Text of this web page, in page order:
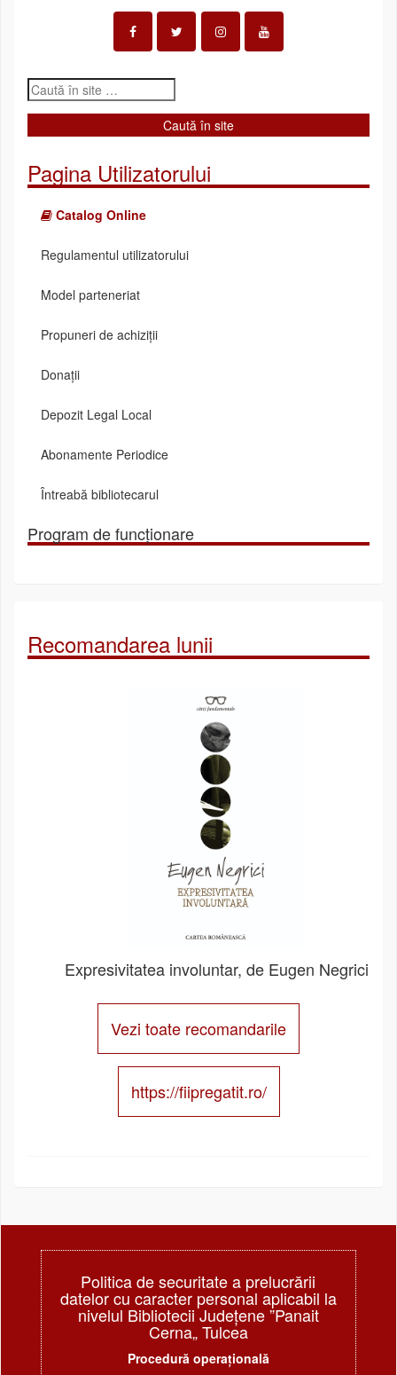
Pagina Utilizatorului
Catalog Online
Regulamentul utilizatorului
Model parteneriat
Propuneri de achiziții
Donații
Depozit Legal Local
Abonamente Periodice
Întreabă bibliotecarul
Program de funcționare
Recomandarea lunii
Expresivitatea involuntar, de Eugen Negrici
Vezi toate recomandarile
https://fiipregatit.ro/
Politica de securitate a prelucrării
datelor cu caracter personal aplicabil la
nivelul Bibliotecii Judeţene ”Panait
Cerna„ Tulcea
Procedură operațională